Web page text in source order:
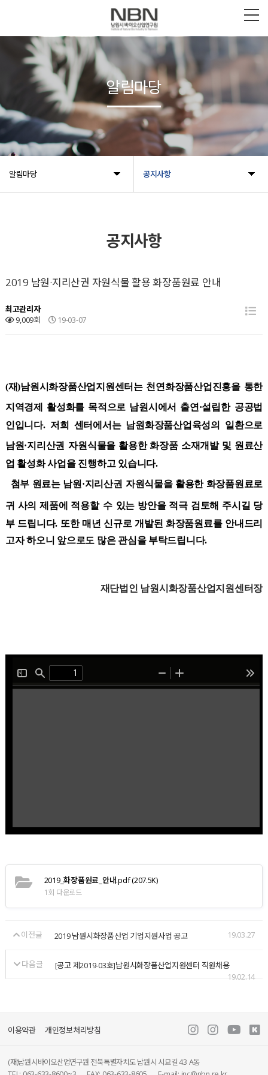
알림마당 공지사항
알림마당
공지사항
2019 남원·지리산권 자원식물 활용 화장품원료 안내
최고관리자
9,009회
19-03-07
(재)남원시화장품산업지원센터는 천연화장품산업진흥을 통한
지역경제 활성화를 목적으로 남원시에서 출연·설립한 공공법
인입니다. 저희 센터에서는 남원화장품산업육성의 일환으로
남원·지리산권 자원식물을 활용한 화장품 소재개발 및 원료산
업 활성화사업을 진행하고 있습니다.
첨부 원료는 남원 ·지리산권 자원식물을활용한 화장품원료로
귀 사의 제품에 적용할 수 있는 방안을 적극 검토해 주시길 당
부 드립니다. 또한 매년 신규로 개발된 화장품원료를 안내드리
고자 하오니 앞으로도 많은 관심을 부탁드립니다.
재단법인 남원시화장품산업지원센터장
2019_화장품원료_안내.pdf(207.5K)
1회 다운로드
이전글 2019 남원시화장품산업 기업지원사업 공고 19.03.27
다음글
[공고 제2019-03호]남원시화장품산업지원센터 직원채용
19.02.14
이용약관 개인정보처리방침
(재)남원시바이오산업연구원 전북특별자치도 남원시 시묘길 43 A동